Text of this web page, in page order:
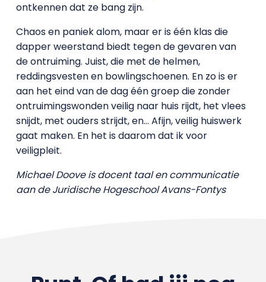
ontkennen dat ze bang zijn.
Chaos en paniek alom, maar er is één klas die
dapper weerstand biedt tegen de gevaren van
de ontruiming. Juist, die met de helmen,
reddingsvesten en bowlingschoenen. En zo is er
aan het eind van de dag één groep die zonder
ontruimingswonden veilig naar huis rijdt, het vlees
snijdt, met ouders strijdt, en… Afijn, veilig huiswerk
gaat maken. En het is daarom dat ik voor
veiligpleit.
Michael Doove is docent taal en communicatie
aan de Juridische Hogeschool Avans-Fontys